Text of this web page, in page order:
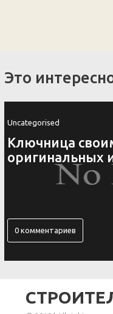
Это
Uncategorised
Ключница
оригинальных
0 комментариев